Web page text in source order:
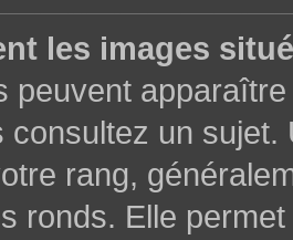
les images
peuvent
consultez un sujet.
rang,
ronds. Elle